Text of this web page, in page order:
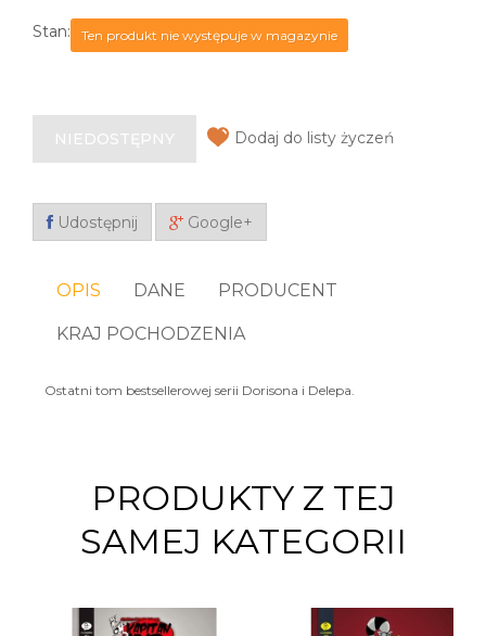
Stan: Ten produkt nie występuje w magazynie
NIEDOSTĘPNY Dodaj do listy życzeń
Udostępnij Google+
OPIS DANE PRODUCENT
KRAJ POCHODZENIA
Ostatni tom bestsellerowej serii Dorisona i Delepa.
PRODUKTY Z TEJ
SAMEJ KATEGORII